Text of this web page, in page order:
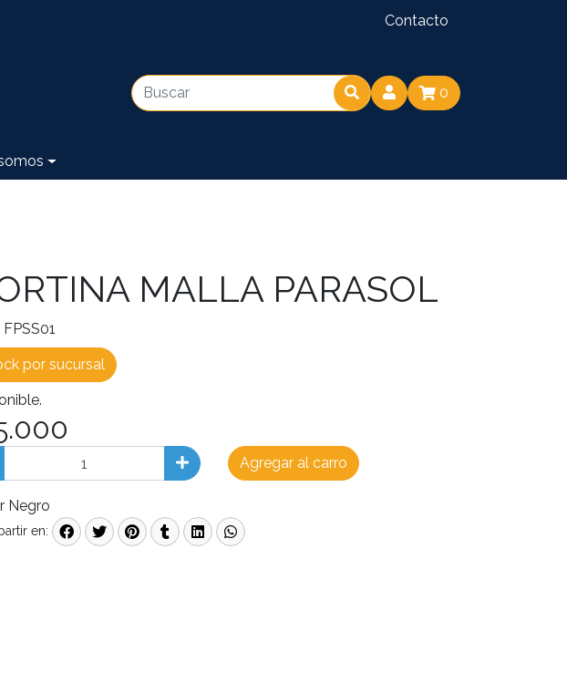
Contacto
0
MALLA PARASOL
FPSS01
por sucursal
Agregar al carro
Negro
en: